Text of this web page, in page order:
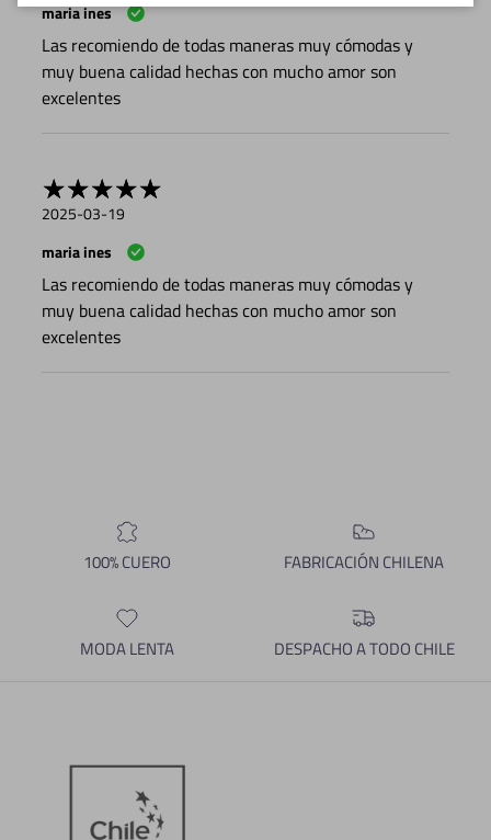
maria ines
Las recomiendo de todas maneras muy cómodas y
muy buena calidad hechas con mucho amor son
excelentes
2025-03-19
maria ines
Las recomiendo de todas maneras muy cómodas y
muy buena calidad hechas con mucho amor son
excelentes
100% CUERO FABRICACIÓN CHILENA
MODA LENTA DESPACHO A TODO CHILE